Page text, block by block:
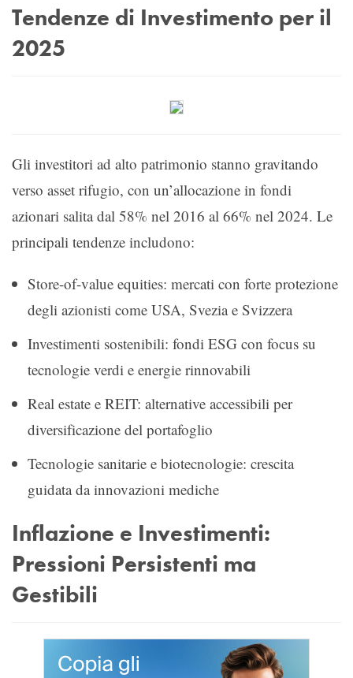
Tendenze di Investimento per il
2025
Gli investitori ad alto patrimonio stanno gravitando
verso asset rifugio, con un’allocazione in fondi
azionari salita dal 58% nel 2016 al 66% nel 2024. Le
principali tendenze includono:
Store-of-value equities: mercati con forte protezione
degli azionisti come USA, Svezia e Svizzera
Investimenti sostenibili: fondi ESG con focus su
tecnologie verdi e energie rinnovabili
Real estate e REIT: alternative accessibili per
diversificazione del portafoglio
Tecnologie sanitarie e biotecnologie: crescita
guidata da innovazioni mediche
Inflazione e Investimenti:
Pressioni Persistenti ma
Gestibili